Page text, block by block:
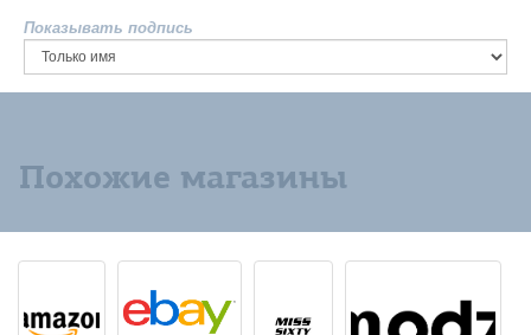
Показывать подпись
Похожие магазины